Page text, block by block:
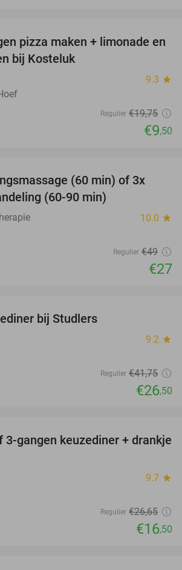
52%
pizza maken + limonade en
bij Kosteluk
9.3 star
Regulier €19,75
€9,50
45%
(60 min) of 3x
(60-90 min)
10.0 star
Regulier €49
€27
bij Studlers
9.2 star
Regulier €41,75
€26,50
38%
3-gangen keuzediner + drankje
9.7 star
Regulier €26,65
€16,50